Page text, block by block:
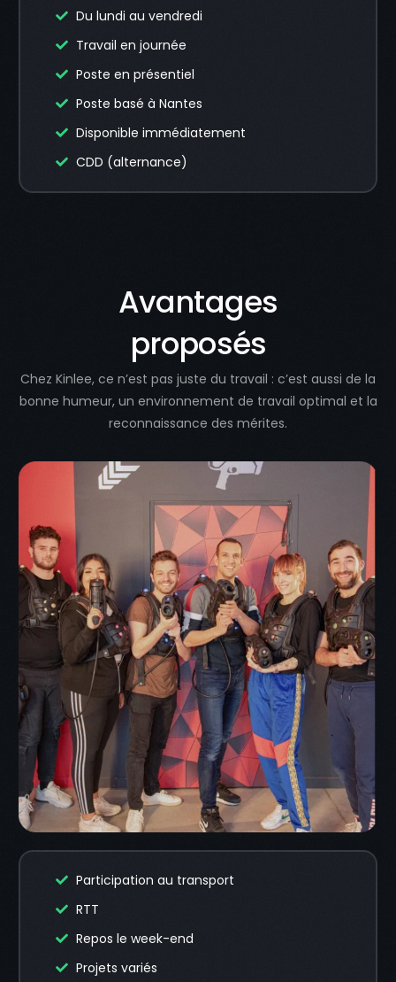
Du lundi au vendredi
Travail en journée
Poste en présentiel
Poste basé à Nantes
Disponible immédiatement
CDD (alternance)
Avantages
proposés
Chez Kinlee, ce n’est pas juste du travail : c’est aussi de la
bonne humeur, un environnement de travail optimal et la
reconnaissance des mérites.
Participation au transport
RTT
Repos le week-end
Projets variés